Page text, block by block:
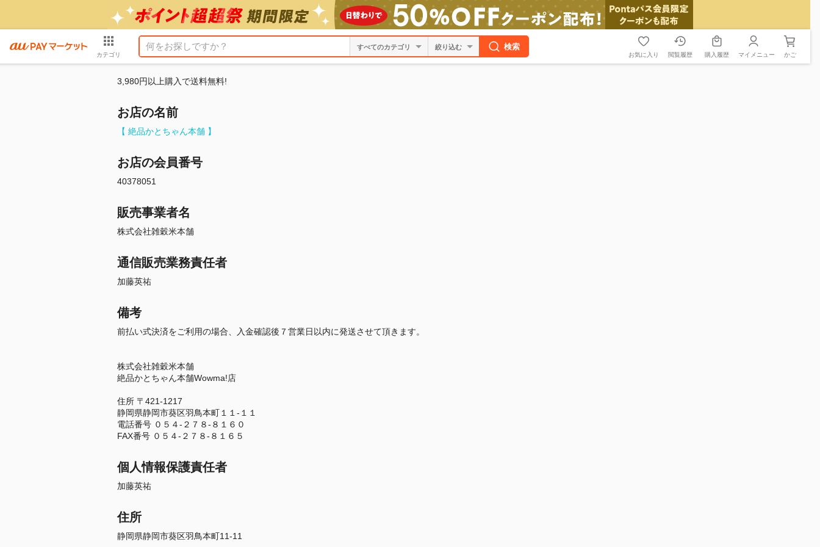
カテゴリ
絞り込む 検索
お気に入り 閲覧履歴 購入履歴 マイメニュー かご
3,980円以上購入で送料無料!
お店の名前
【 絶品かとちゃん本舗 】
お店の会員番号
40378051
販売事業者名
株式会社雑穀米本舗
通信販売業務責任者
加藤英祐
備考
前払い式決済をご利用の場合、入金確認後７営業日以内に発送させて頂きます。
株式会社雑穀米本舗
絶品かとちゃん本舗Wowma!店
住所 〒421-1217
静岡県静岡市葵区羽鳥本町１１-１１
電話番号 ０５４-２７８-８１６０
FAX番号 ０５４-２７８-８１６５
個人情報保護責任者
加藤英祐
住所
静岡県静岡市葵区羽鳥本町11-11